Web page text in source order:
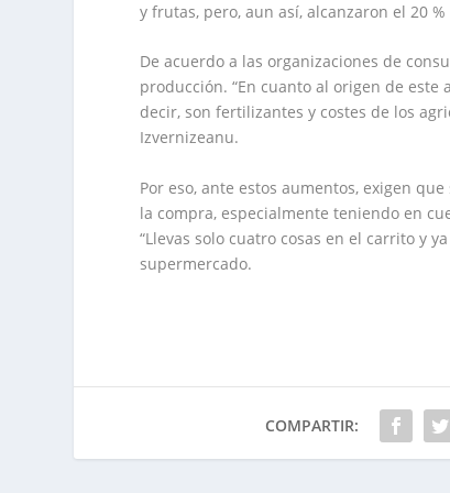
y frutas, pero, aun así, alcanzaron el 20
De acuerdo a las organizaciones de
producción. “En cuanto al origen de
decir, son fertilizantes y costes de los
Izvernizeanu.
Por eso, ante estos aumentos, exigen
la compra, especialmente teniendo en
“Llevas solo cuatro cosas en el carrito y
supermercado.
COMPARTIR: